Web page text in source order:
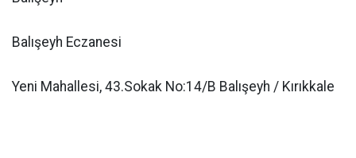
Balışeyh Eczanesi
Yeni Mahallesi, 43.Sokak No:14/B Balışeyh / Kırıkkale